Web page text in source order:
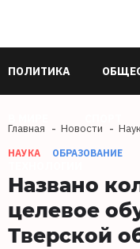
ПОЛИТИКА
Главная Новости
НАУКА ОБРАЗОВАНИЕ
Названо
целевое
Тверской